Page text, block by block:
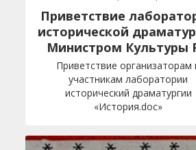
фонд Культурная политика
Мединский
Приветствие
исторической
Министром Культуры
Приветствие организаторам
участникам лаборатории
исторический драматургии
«История.doc»